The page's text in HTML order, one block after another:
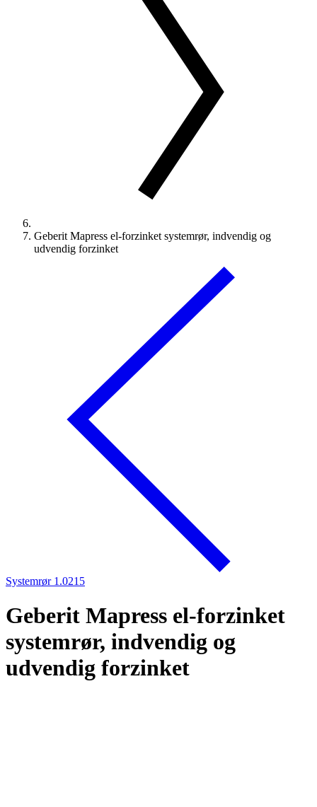
Geberit Mapress el-forzinket systemrør, indvendig og
udvendig forzinket
Systemrør 1.0215
Geberit Mapress el-forzinket
systemrør, indvendig og
udvendig forzinket